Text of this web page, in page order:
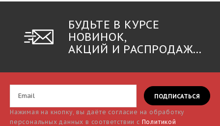
БУДЬТЕ В КУРСЕ
НОВИНОК,
АКЦИЙ И РАСПРОДАЖ...
Нажимая на кнопку, вы даёте согласие на обработку
персональных данных в соответствии с Политикой